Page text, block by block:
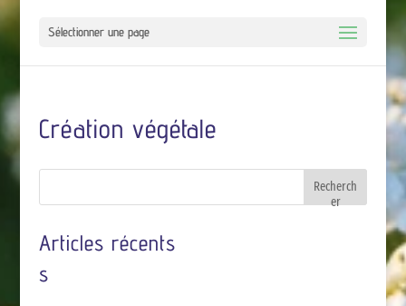
Sélectionner une page
Création végétale
Recherch
er
Articles récents
s